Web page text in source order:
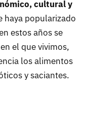
cultural y
haya popularizado
estos años se
el que vivimos,
los alimentos
y saciantes.